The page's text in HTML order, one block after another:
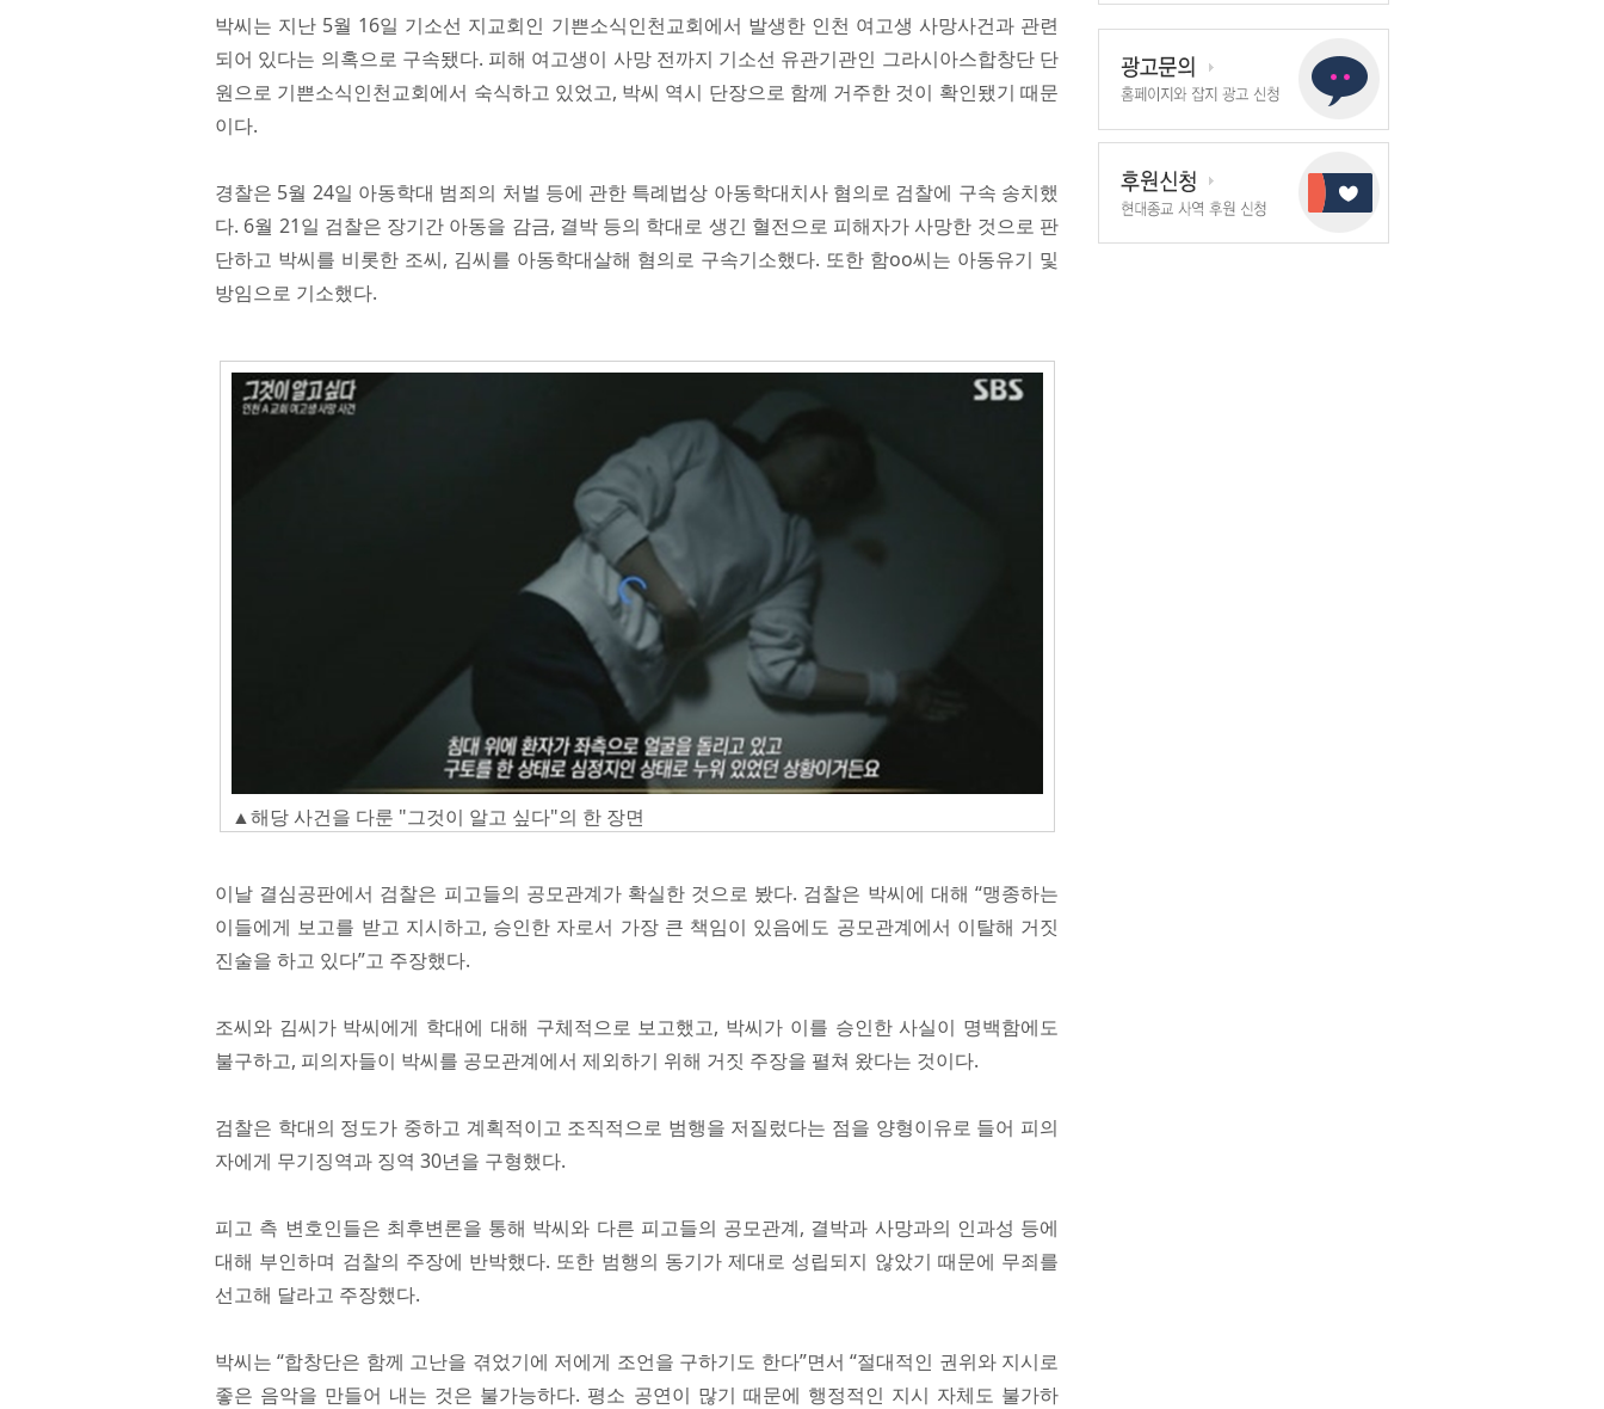
박씨는 지난 5월 16일 기소선 지교회인 기쁜소식인천교회에서 발생한 인천 여고생 사망사건과 관련
되어 있다는 의혹으로 구속됐다. 피해 여고생이 사망 전까지 기소선 유관기관인 그라시아스합창단 단
원으로 기쁜소식인천교회에서 숙식하고 있었고, 박씨 역시 단장으로 함께 거주한 것이 확인됐기 때문
이다.
경찰은 5월 24일 아동학대 범죄의 처벌 등에 관한 특례법상 아동학대치사 혐의로 검찰에 구속 송치했
다. 6월 21일 검찰은 장기간 아동을 감금, 결박 등의 학대로 생긴 혈전으로 피해자가 사망한 것으로 판
단하고 박씨를 비롯한 조씨, 김씨를 아동학대살해 혐의로 구속기소했다. 또한 함oo씨는 아동유기 및
방임으로 기소했다.
▲해당 사건을 다룬 "그것이 알고 싶다"의 한 장면
이날 결심공판에서 검찰은 피고들의 공모관계가 확실한 것으로 봤다. 검찰은 박씨에 대해 “맹종하는
이들에게 보고를 받고 지시하고, 승인한 자로서 가장 큰 책임이 있음에도 공모관계에서 이탈해 거짓
진술을 하고 있다”고 주장했다.
조씨와 김씨가 박씨에게 학대에 대해 구체적으로 보고했고, 박씨가 이를 승인한 사실이 명백함에도
불구하고, 피의자들이 박씨를 공모관계에서 제외하기 위해 거짓 주장을 펼쳐 왔다는 것이다.
검찰은 학대의 정도가 중하고 계획적이고 조직적으로 범행을 저질렀다는 점을 양형이유로 들어 피의
자에게 무기징역과 징역 30년을 구형했다.
피고 측 변호인들은 최후변론을 통해 박씨와 다른 피고들의 공모관계, 결박과 사망과의 인과성 등에
대해 부인하며 검찰의 주장에 반박했다. 또한 범행의 동기가 제대로 성립되지 않았기 때문에 무죄를
선고해 달라고 주장했다.
박씨는 “합창단은 함께 고난을 겪었기에 저에게 조언을 구하기도 한다”면서 “절대적인 권위와 지시로
좋은 음악을 만들어 내는 것은 불가능하다. 평소 공연이 많기 때문에 행정적인 지시 자체도 불가하